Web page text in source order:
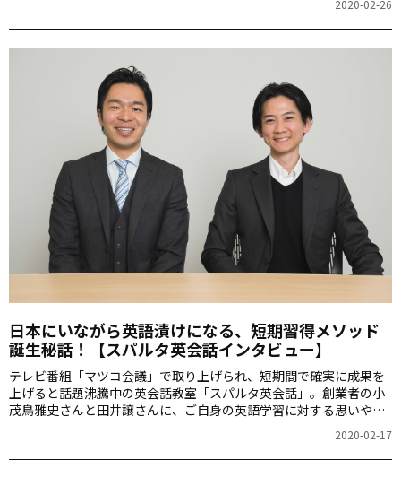
とCashEngine代表の田井譲さんに、英語学習と起業に共通する、
目標に向かってやりぬくコツなどをお伺いします。
2020-02-26
日本にいながら英語漬けになる、短期習得メソッド
誕生秘話！【スパルタ英会話インタビュー】
テレビ番組「マツコ会議」で取り上げられ、短期間で確実に成果を
上げると話題沸騰中の英会話教室「スパルタ英会話」。創業者の小
茂鳥雅史さんと田井譲さんに、ご自身の英語学習に対する思いや、
語が話したくなる」モチベーションを手に入れるにはどうしたらい
いのかがわかります。
2020-02-17